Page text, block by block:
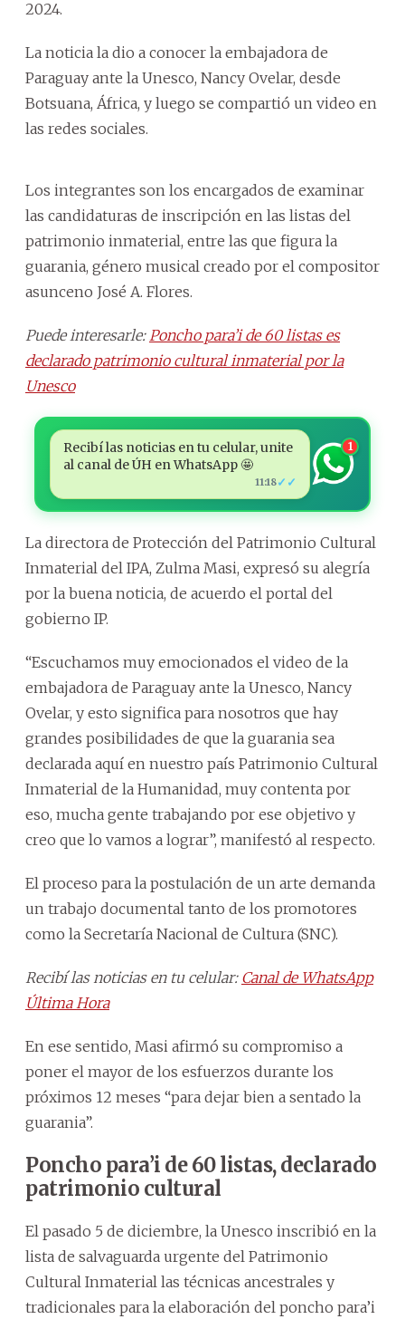
2024.
La noticia la dio a conocer la embajadora de
Paraguay ante la Unesco, Nancy Ovelar, desde
Botsuana, África, y luego se compartió un video en
las redes sociales.
Los integrantes son los encargados de examinar
las candidaturas de inscripción en las listas del
patrimonio inmaterial, entre las que figura la
guarania, género musical creado por el compositor
asunceno José A. Flores.
Puede interesarle: Poncho para’i de 60 listas es
declarado patrimonio cultural inmaterial por la
Unesco
Recibí las noticias en tu celular, unite
al canal de ÚH en WhatsApp 🤩
11:18✓✓
1
La directora de Protección del Patrimonio Cultural
Inmaterial del IPA, Zulma Masi, expresó su alegría
por la buena noticia, de acuerdo el portal del
gobierno IP.
“Escuchamos muy emocionados el video de la
embajadora de Paraguay ante la Unesco, Nancy
Ovelar, y esto significa para nosotros que hay
grandes posibilidades de que la guarania sea
declarada aquí en nuestro país Patrimonio Cultural
Inmaterial de la Humanidad, muy contenta por
eso, mucha gente trabajando por ese objetivo y
creo que lo vamos a lograr”, manifestó al respecto.
El proceso para la postulación de un arte demanda
un trabajo documental tanto de los promotores
como la Secretaría Nacional de Cultura (SNC).
Recibí las noticias en tu celular: Canal de WhatsApp
Última Hora
En ese sentido, Masi afirmó su compromiso a
poner el mayor de los esfuerzos durante los
próximos 12 meses “para dejar bien a sentado la
guarania”.
Poncho para’i de 60 listas, declarado
patrimonio cultural
El pasado 5 de diciembre, la Unesco inscribió en la
lista de salvaguarda urgente del Patrimonio
Cultural Inmaterial las técnicas ancestrales y
tradicionales para la elaboración del poncho para’i